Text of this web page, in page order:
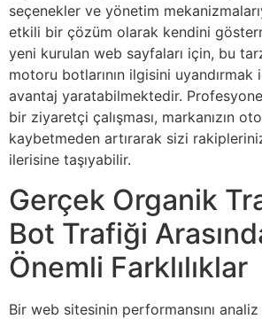
seçenekler ve yönetim
etkili bir çözüm olarak kendini
yeni kurulan web sayfaları için, bu
motoru botlarının ilgisini
avantaj yaratabilmektedir.
bir ziyaretçi çalışması, markanızın
kaybetmeden artırarak sizi
ilerisine taşıyabilir.
Gerçek Organik
Bot Trafiği
Önemli Farklılıklar
Bir web sitesinin performansını